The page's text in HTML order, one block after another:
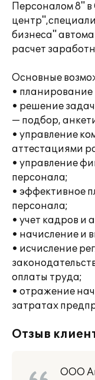
Персоналом 8"
бизнеса"
расчет
Основные
• планирование
• решение
— подбор,
• управление
аттестациями
• управление
персонала;
• эффективное
персонала;
• учет кадров и
• начисление и
• исчисление
оплаты труда;
• отражение
затратах
Отзыв
ООО